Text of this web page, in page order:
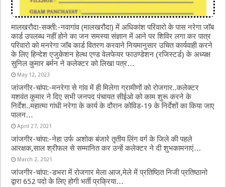
मालखरौदा-सक्ती:-नवागांव (मालखरौदा) में अधिकांश‌ परिवारो के पास नरेगा जॉब
कार्ड उपलब्ध नहीं होने का जन समस्या संज्ञान में आने पर शिविर लगा कर पात्र
परिवारो को मनरेगा जॉब कार्ड वितरण करवाने नियमानुसार उचित कार्यवाही करने
के लिए हिन्देश एजुकेशन हेल्थ एण्ड वेलफेयर फाउण्डेशन (रजिस्टर्ड) के अध्यक्ष
सुनिल कुमार बर्मन ने कलेक्टर को लिखा पत्र…
May 12, 2023
जांजगीर-चांपा:-मनरेगा से गांव में ही मिलेगा ग्रामीणों को रोजगार..कलेक्टर
यशवंत कुमार ने दिए सभी जनपद पंचायत सीईओ को काम शुरू करने के
निर्देश..महात्मा गांधी नरेगा के कार्य के दौरान कोविड-19 के निर्देशों का किया जाए
पालन…
April 27, 2021
जांजगीर-चांपा:-नेहा उर्फ अशोक बंजारे तृतीय लिंग वर्ग के जिले की पहले
आरक्षक,साल श्रीफल से सम्मानित कर उन्हें कलेक्टर ने‌ दी शुभकामनाएं…
March 2, 2021
जांजगीर-चांपा:-डभरा में रोजगार मेला आज,मेले में प्रतिष्ठित निजी प्रतिष्ठानो
द्वारा 652 पदो के लिए होगी भर्ती प्रक्रिया…